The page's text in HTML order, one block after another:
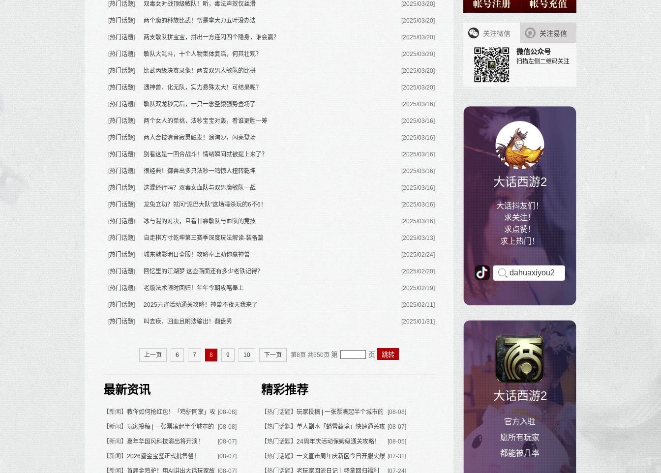
[热门话题] 双毒女对战顶级敏队！听，毒法声效仅丝滑 [2025/03/20]
[热门话题] 两个魔的种族比武！愣是拿大力五叶没办法 [2025/03/20]
[热门话题] 两支敏队拼宝宝，拼出一方连闪四个隐身，谁会赢？ [2025/03/20]
[热门话题] 敏队大乱斗，十个人物集体复活，何其壮观？ [2025/03/20]
[热门话题] 比武丙级决赛录像！两支双男人敏队的比拼 [2025/03/20]
[热门话题] 遇神兽、化无队，实力悬殊太大！可结果呢？ [2025/03/20]
[热门话题] 敏队双龙秒完后，一只一念圣猿强势登场了 [2025/03/16]
[热门话题] 两个女人的单挑，法秒宝宝对轰，看谁更胜一筹 [2025/03/16]
[热门话题] 两人合技清音寂灵触发！浪淘沙，闪亮登场 [2025/03/16]
[热门话题] 别看这是一回合战斗！情绪瞬间就被提上来了？ [2025/03/16]
[热门话题] 很经典！御兽出多只法秒一鸣惊人扭转乾坤 [2025/03/16]
[热门话题] 这混还行吗？双毒女血队与双男魔敏队一战 [2025/03/16]
[热门话题] 龙兔立功？就问“泥巴大队”这场睡杀玩的6不6！ [2025/03/16]
[热门话题] 冰与混的对决，且看甘霖敏队与血队的竞技 [2025/03/16]
[热门话题] 自走棋方寸乾坤第三赛季深度玩法解读-装备篇 [2025/03/13]
[热门话题] 城东魅影明日全服！攻略奉上助你赢神兽 [2025/02/24]
[热门话题] 回忆里的江湖梦 这些画面还有多少老铁记得？ [2025/02/20]
[热门话题] 老版法术限时回归！年年今朝攻略奉上 [2025/02/19]
[热门话题] 2025元宵活动通关攻略！神兽不夜天我来了 [2025/02/11]
[热门话题] 叫去疾，回血且附法输出！翻盘秀 [2025/01/31]
上一页 6 7 8 9 10 下一页 第8页 共550页 第 页 跳转
最新资讯
【新闻】 教你如何抢红包！「鸡驴同享」攻
略来了
[08-08]
【新闻】 玩家投稿 | 一张票凑起半个城市的
大话人
[08-08]
【新闻】 嘉年华国风科技演出将开演！ [08-07]
【新闻】 2026鎏金宝鉴正式批售罄！ [08-07]
【新闻】 首届金鸡驴！用AI讲出大话玩家故 [08-07]
精彩推荐
【热门话题】 玩家投稿 | 一张票凑起半个城市的
大话人
[08-08]
【热门话题】 单人副本「蟠霄蕴境」快速通关攻
略
[08-07]
【热门话题】 24周年庆活动保姆级通关攻略！ [08-05]
【热门话题】 一文直击周年庆新区今日开服火爆
实况！
[07-31]
【热门话题】 老玩家回流日记｜畅拿回归福利 [07-24]
关注微信 关注易信
微信公众号
扫描左侧二维码关注
.
大话西游2
大话抖友们！
求关注！
求点赞！
求上热门！
dahuaxiyou2
大话西游2
官方入驻
愿所有玩家
都能被几率